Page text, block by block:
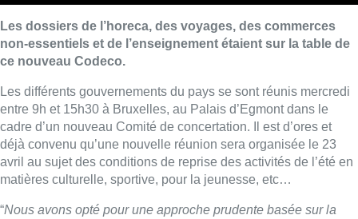
Les dossiers de l’horeca, des voyages, des commerces
non-essentiels et de l’enseignement étaient sur la table de
ce nouveau Codeco.
Les différents gouvernements du pays se sont réunis mercredi
entre 9h et 15h30 à Bruxelles, au Palais d’Egmont dans le
cadre d’un nouveau Comité de concertation. Il est d’ores et
déjà convenu qu’une nouvelle réunion sera organisée le 23
avril au sujet des conditions de reprise des activités de l’été en
matières culturelle, sportive, pour la jeunesse, etc…
“Nous avons opté pour une approche prudente basée sur la